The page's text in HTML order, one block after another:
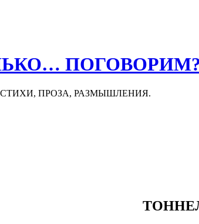
ПОГОВОРИМ?
ПРОЗА, РАЗМЫШЛЕНИЯ.